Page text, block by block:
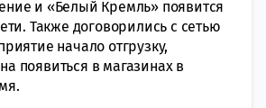
и «Белый Кремль» появится
Также договорились с сетью
начало отгрузку,
появиться в магазинах в